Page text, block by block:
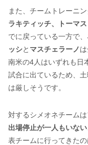
また、チームトレーニ
ラキティッチ、トーマ
でに戻っている一方で、
ッシと マスチェラーノ
南米の4人はいずれも日
試合に出ているため、
は厳しそうです。
対するシメオネチーム
出場停止が一人もいない
表チームに行ってきた